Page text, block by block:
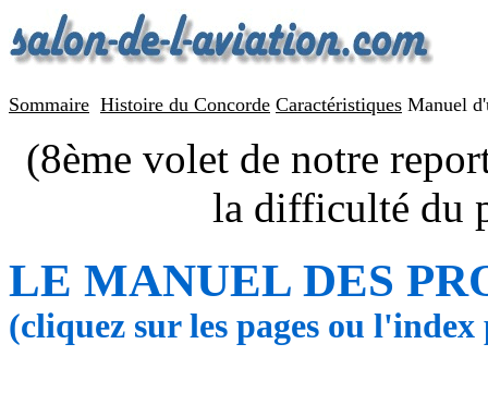
Sommaire Histoire du Concorde Caractéristiques Manuel
(8ème volet de notre
la difficulté du
LE MANUEL DES
(cliquez sur les pages ou